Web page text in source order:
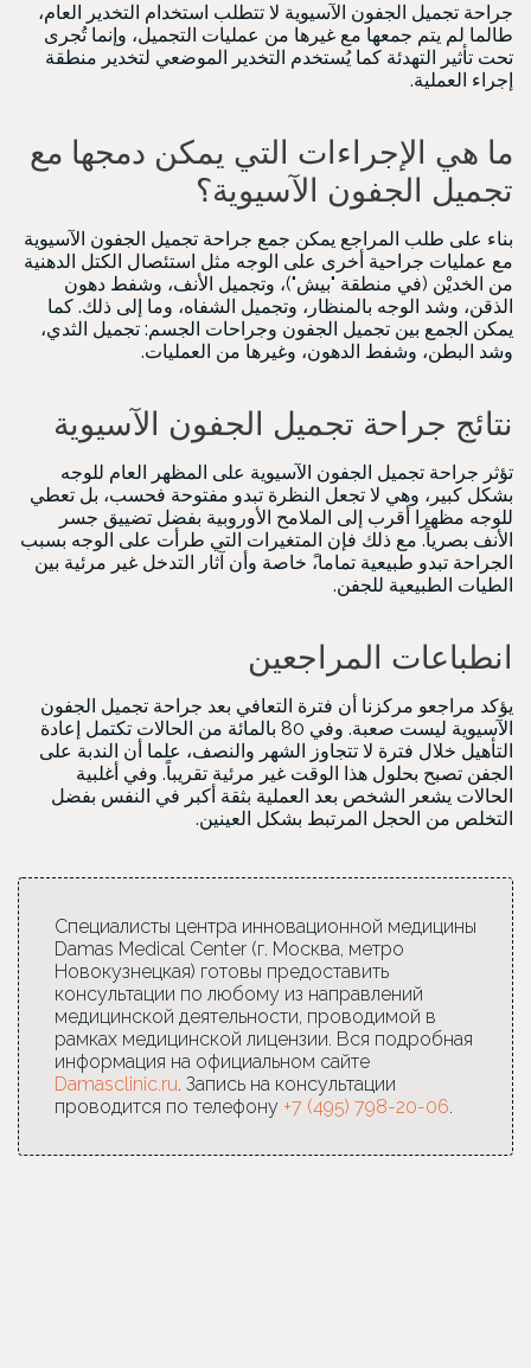
جراحة تجميل الجفون الآسيوية لا تتطلب استخدام التخدير العام،
طالما لم يتم جمعها مع غيرها من عمليات التجميل، وإنما تُجرى
تحت تأثير التهدئة كما يُستخدم التخدير الموضعي لتخدير منطقة
إجراء العملية.
ما هي الإجراءات التي يمكن دمجها مع
تجميل الجفون الآسيوية؟
بناء على طلب المراجع يمكن جمع جراحة تجميل الجفون الآسيوية
مع عمليات جراحية أخرى على الوجه مثل استئصال الكتل الدهنية
من الخديْن (في منطقة "بيش")، وتجميل الأنف، وشفط دهون
الذقن، وشد الوجه بالمنظار، وتجميل الشفاه، وما إلى ذلك. كما
يمكن الجمع بين تجميل الجفون وجراحات الجسم: تجميل الثدي،
وشد البطن، وشفط الدهون، وغيرها من العمليات.
نتائج جراحة تجميل الجفون الآسيوية
تؤثر جراحة تجميل الجفون الآسيوية على المظهر العام للوجه
بشكل كبير، وهي لا تجعل النظرة تبدو مفتوحة فحسب، بل تعطي
للوجه مظهرا أقرب إلى الملامح الأوروبية بفضل تضييق جسر
الأنف بصرياً. مع ذلك فإن المتغيرات التي طرأت على الوجه بسبب
الجراحة تبدو طبيعية تماما،ً خاصة وأن آثار التدخل غير مرئية بين
الطيات الطبيعية للجفن.
انطباعات المراجعين
يؤكد مراجعو مركزنا أن فترة التعافي بعد جراحة تجميل الجفون
الآسيوية ليست صعبة. وفي 80 بالمائة من الحالات تكتمل إعادة
التأهيل خلال فترة لا تتجاوز الشهر والنصف، علما أن الندبة على
الجفن تصبح بحلول هذا الوقت غير مرئية تقريباً. وفي أغلبية
الحالات يشعر الشخص بعد العملية بثقة أكبر في النفس بفضل
التخلص من الحجل المرتبط بشكل العينين.
Специалисты центра инновационной медицины
Damas Medical Center (г. Москва, метро
Новокузнецкая) готовы предоставить
консультации по любому из направлений
медицинской деятельности, проводимой в
рамках медицинской лицензии. Вся подробная
информация на официальном сайте
Damasclinic.ru. Запись на консультации
проводится по телефону +7 (495) 798-20-06.